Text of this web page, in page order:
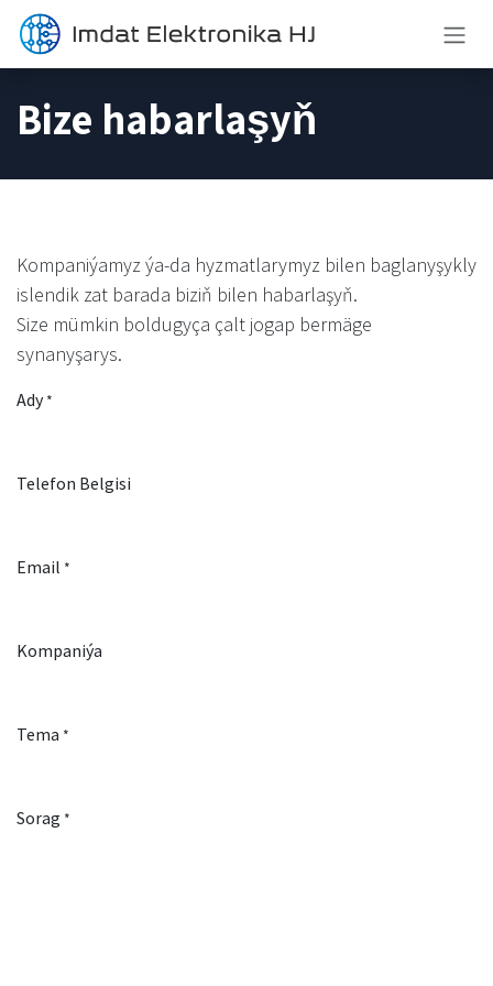
Mazmuna geç
Bize habarlaşyň
Kompaniýamyz ýa-da hyzmatlarymyz bilen baglanyşykly
islendik zat barada biziň bilen habarlaşyň.
Size mümkin boldugyça çalt jogap bermäge
synanyşarys.
Ady *
Telefon Belgisi
Email *
Kompaniýa
Tema *
Sorag *